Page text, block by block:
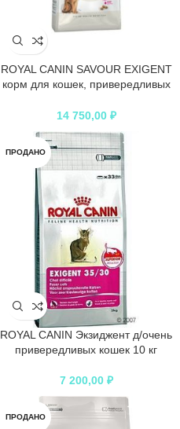
ROYAL CANIN SAVOUR EXIGENT
корм для кошек, привередливых
14 750,00 ₽
ПРОДАНО
ROYAL CANIN Экзиджент д/очень
привередливых кошек 10 кг
7 200,00 ₽
ПРОДАНО